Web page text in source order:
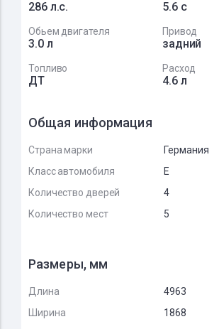
286 л.с. 5.6 с
Обьем двигателя
3.0 л
Привод
задний
Топливо
ДТ
Расход
4.6 л
Общая информация
Страна марки
Германия
Класс автомобиля
E
Количество дверей
4
Количество мест
5
Размеры, мм
Длина
4963
Ширина
1868